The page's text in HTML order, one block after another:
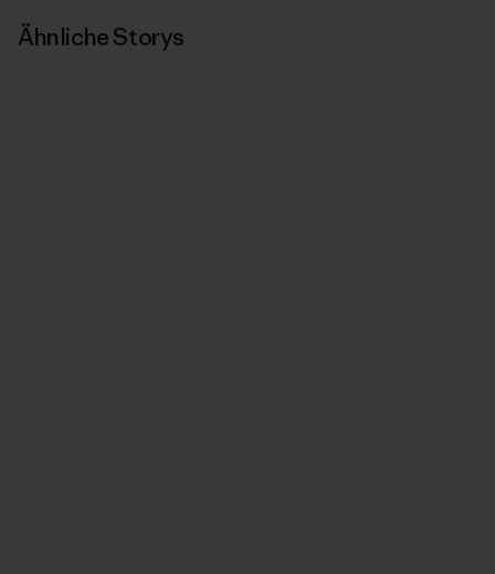
Ähnliche Storys